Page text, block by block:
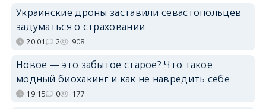
Украинские дроны заставили севастопольцев
задуматься о страховании
20:01 2 908
Новое — это забытое старое? Что такое
модный биохакинг и как не навредить себе
19:15 0 177